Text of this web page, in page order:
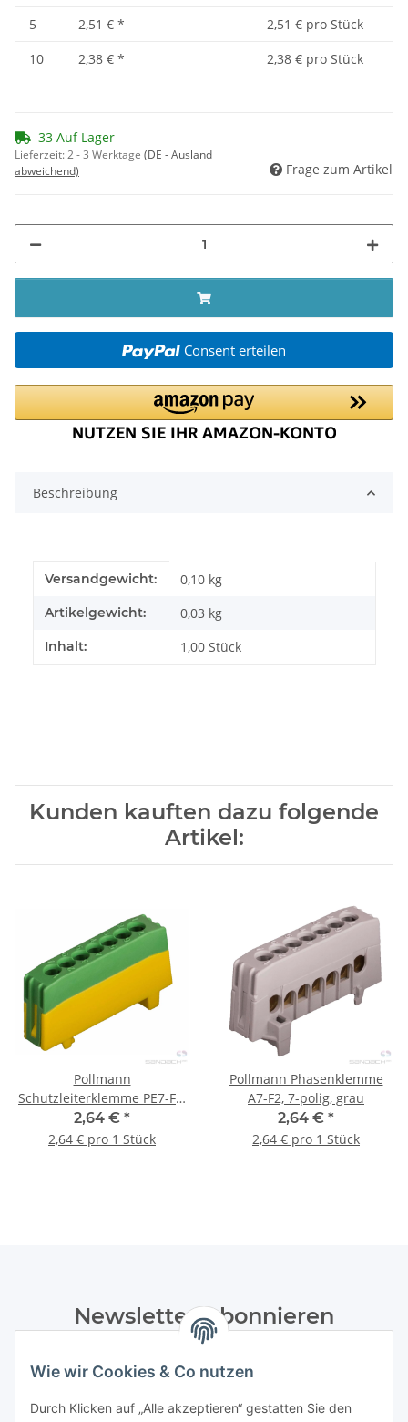
Wie wir Cookies & Co nutzen
Durch Klicken auf „Alle akzeptieren“ gestatten Sie den
5
2,51 € *
2,51 € pro Stück
10
2,38 € * 2,38 € pro Stück
33 Auf Lager
Lieferzeit:2 - 3 Werktage (DE - Ausland
abweichend)
Frage zum Artikel
Consent erteilen
Beschreibung
Produkteigenschaft
Wert
Versandgewicht: 0,10 kg
Artikelgewicht: 0,03 kg
Inhalt: 1,00 Stück
Kunden kauften dazu folgende
Artikel:
Pollmann
Schutzleiterklemme PE7-F2,
7-polig, grün/gelb
2,64 € *
2,64 € pro 1 Stück
Pollmann Phasenklemme
A7-F2, 7-polig, grau
2,64 € *
2,64 € pro 1 Stück
Newsletter Abonnieren
Datenschutzerklärungregelmäßig und jederzeit widerruflich